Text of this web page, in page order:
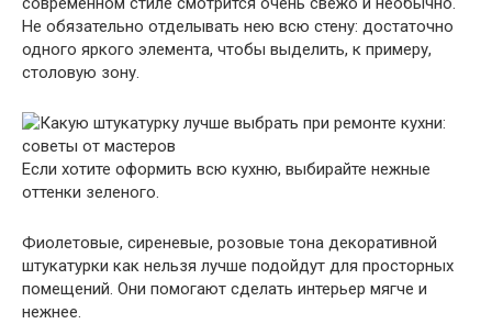
Не обязательно отделывать нею всю стену: достаточно
одного яркого элемента, чтобы выделить, к примеру,
столовую зону.
Если хотите оформить всю кухню, выбирайте нежные
оттенки зеленого.
Фиолетовые, сиреневые, розовые тона декоративной
штукатурки как нельзя лучше подойдут для просторных
помещений. Они помогают сделать интерьер мягче и
нежнее.